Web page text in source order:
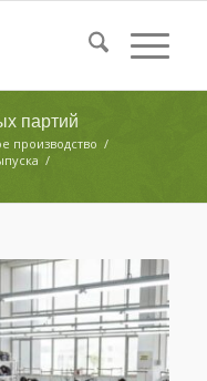
партий
производство /
/